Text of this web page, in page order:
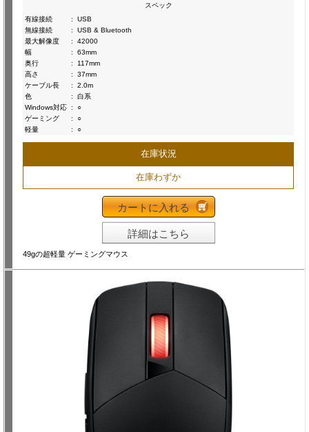
スペック
有線接続
:
USB
無線接続
:
USB & Bluetooth
最大解像度
:
42000
幅
:
63mm
奥行
:
117mm
高さ
:
37mm
ケーブル長
:
2.0m
色
:
白系
Windows対応 :
○
ゲーミング
:
○
軽量
: ○
在庫状況
在庫わずか
カートに入れる
詳細はこちら
49gの超軽量 ゲーミングマウス